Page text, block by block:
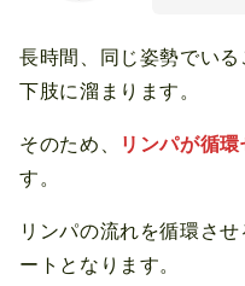
長時間、同じ姿勢でい
下肢に溜まります。
そのため、 リンパが循
す。
リンパの流れを循環さ
ートとなります。